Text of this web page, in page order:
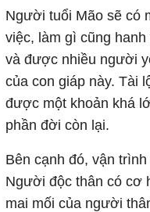
Người tuổi Mão sẽ có
việc, làm gì cũng
và được nhiều người
của con giáp này. Tài
được một khoản khá
phần đời còn lại.
Bên cạnh đó, vận
Người độc thân có cơ
mai mối của người